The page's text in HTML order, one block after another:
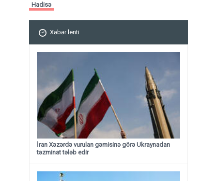
Hadisə
Xəbər lenti
İran Xəzərdə vurulan gəmisinə görə Ukraynadan
təzminat tələb edir